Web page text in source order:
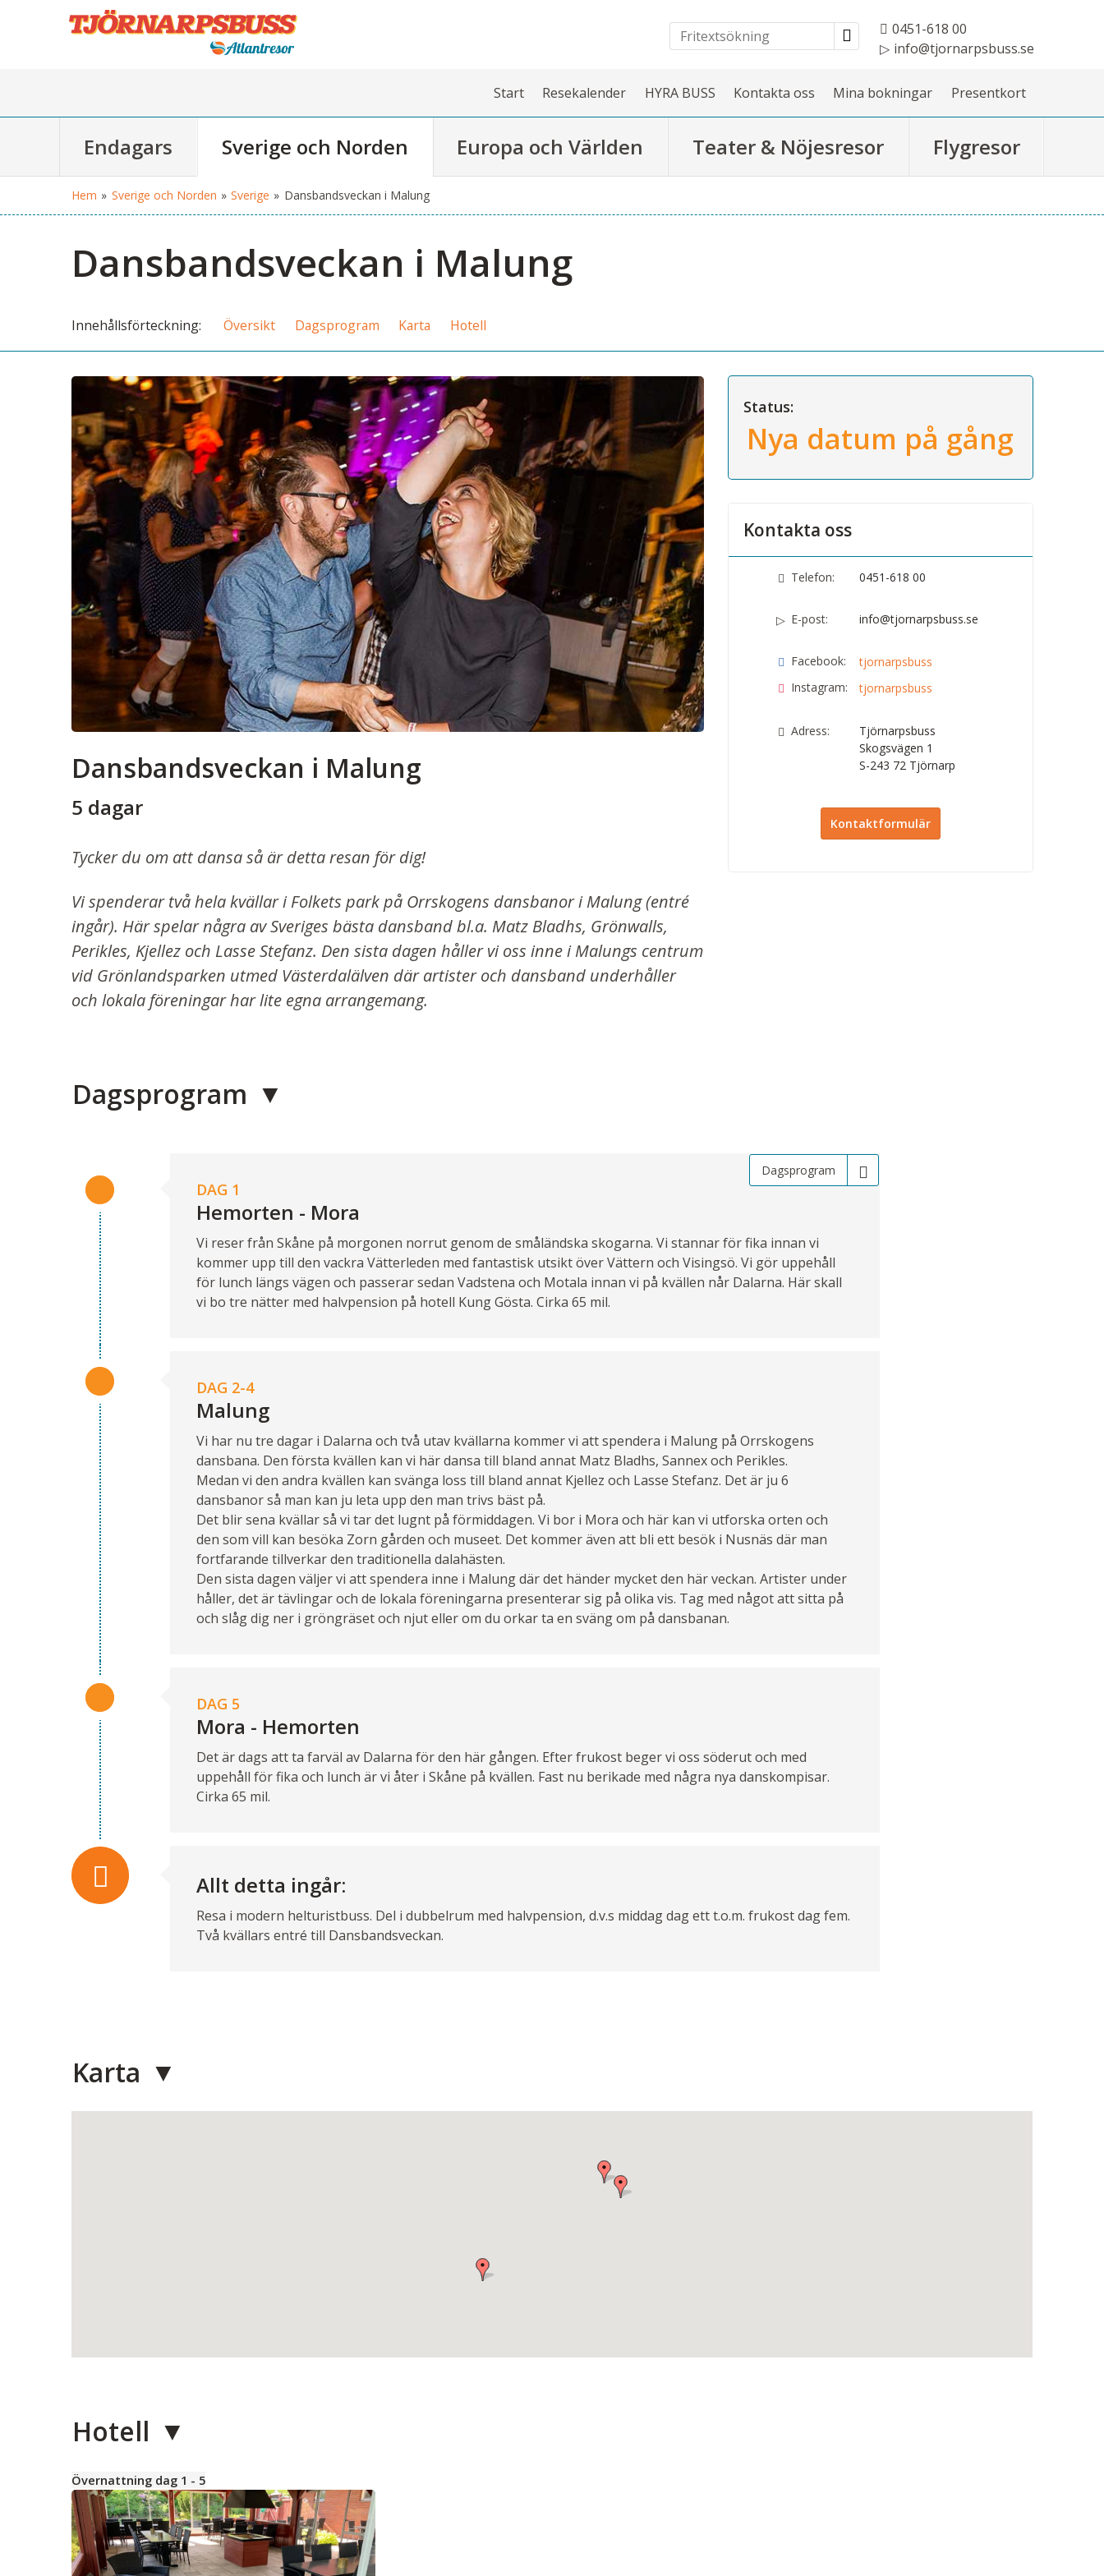
0451-618 00
info@tjornarpsbuss.se
Start Resekalender HYRA BUSS Kontakta oss Mina bokningar Presentkort
Endagars Sverige och Norden Europa och Världen Teater & Nöjesresor Flygresor
Hem » Sverige och Norden » Sverige » Dansbandsveckan i Malung
Dansbandsveckan i Malung
Innehållsförteckning Översikt Dagsprogram Karta Hotell
Dansbandsveckan i Malung
5 dagar
Tycker du om att dansa så är detta resan för dig!
Vi spenderar två hela kvällar i Folkets park på Orrskogens dansbanor i Malung (entré
ingår). Här spelar några av Sveriges bästa dansband bl.a. Matz Bladhs, Grönwalls,
Perikles, Kjellez och Lasse Stefanz. Den sista dagen håller vi oss inne i Malungs centrum
vid Grönlandsparken utmed Västerdalälven där artister och dansband underhåller
och lokala föreningar har lite egna arrangemang.
Status:
Nya datum på gång
Kontakta oss
Telefon: 0451-618 00
E-post: info@tjornarpsbuss.se
Facebook:
tjornarpsbuss
Instagram:
tjornarpsbuss
Adress:
Tjörnarpsbuss
Skogsvägen 1
S-243 72 Tjörnarp
Kontaktformulär
Dagsprogram
Dagsprogram
DAG 1
Hemorten - Mora
Vi reser från Skåne på morgonen norrut genom de småländska skogarna. Vi stannar för fika innan vi
kommer upp till den vackra Vätterleden med fantastisk utsikt över Vättern och Visingsö. Vi gör uppehåll
för lunch längs vägen och passerar sedan Vadstena och Motala innan vi på kvällen når Dalarna. Här skall
vi bo tre nätter med halvpension på hotell Kung Gösta. Cirka 65 mil.
DAG 2-4
Malung
Vi har nu tre dagar i Dalarna och två utav kvällarna kommer vi att spendera i Malung på Orrskogens
dansbana. Den första kvällen kan vi här dansa till bland annat Matz Bladhs, Sannex och Perikles.
Medan vi den andra kvällen kan svänga loss till bland annat Kjellez och Lasse Stefanz. Det är ju 6
dansbanor så man kan ju leta upp den man trivs bäst på.
Det blir sena kvällar så vi tar det lugnt på förmiddagen. Vi bor i Mora och här kan vi utforska orten och
den som vill kan besöka Zorn gården och museet. Det kommer även att bli ett besök i Nusnäs där man
fortfarande tillverkar den traditionella dalahästen.
Den sista dagen väljer vi att spendera inne i Malung där det händer mycket den här veckan. Artister under
håller, det är tävlingar och de lokala föreningarna presenterar sig på olika vis. Tag med något att sitta på
och slåg dig ner i gröngräset och njut eller om du orkar ta en sväng om på dansbanan.
DAG 5
Mora - Hemorten
Det är dags att ta farväl av Dalarna för den här gången. Efter frukost beger vi oss söderut och med
uppehåll för fika och lunch är vi åter i Skåne på kvällen. Fast nu berikade med några nya danskompisar.
Cirka 65 mil.
Allt detta ingår:
Resa i modern helturistbuss. Del i dubbelrum med halvpension, d.v.s middag dag ett t.o.m. frukost dag fem.
Två kvällars entré till Dansbandsveckan.
Karta
Hotell
Övernattning dag 1 - 5